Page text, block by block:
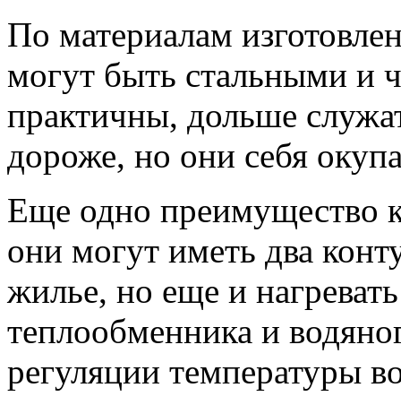
По материалам
могут быть стальными и
практичны, дольше
дороже, но они себя
Еще одно преимущество
они могут иметь два
жилье, но еще и
теплообменника и
регуляции температуры